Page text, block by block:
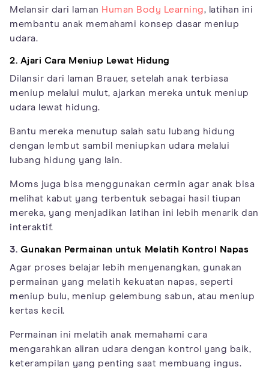
Melansir dari laman Human Body Learning, latihan ini
membantu anak memahami konsep dasar meniup
udara.
2. Ajari Cara Meniup Lewat Hidung
Dilansir dari laman Brauer, setelah anak terbiasa
meniup melalui mulut, ajarkan mereka untuk meniup
udara lewat hidung.
Bantu mereka menutup salah satu lubang hidung
dengan lembut sambil meniupkan udara melalui
lubang hidung yang lain.
Moms juga bisa menggunakan cermin agar anak bisa
melihat kabut yang terbentuk sebagai hasil tiupan
mereka, yang menjadikan latihan ini lebih menarik dan
interaktif.
3. Gunakan Permainan untuk Melatih Kontrol Napas
Agar proses belajar lebih menyenangkan, gunakan
permainan yang melatih kekuatan napas, seperti
meniup bulu, meniup gelembung sabun, atau meniup
kertas kecil.
Permainan ini melatih anak memahami cara
mengarahkan aliran udara dengan kontrol yang baik,
keterampilan yang penting saat membuang ingus.